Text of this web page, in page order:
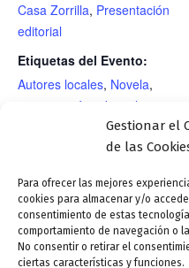
Gestionar el
de las
Para ofrecer las mejores
cookies para almacenar y/o
consentimiento de estas
comportamiento de navegación o
No consentir o retirar el
ciertas características y funciones.
Casa Zorrilla, Presentación
editorial
Etiquetas del Evento:
Autores locales, Novela,
presentación editorial
Presentación editorial: «26
soldaditos de plomo», textos de
crítica literaria de José Ignacio